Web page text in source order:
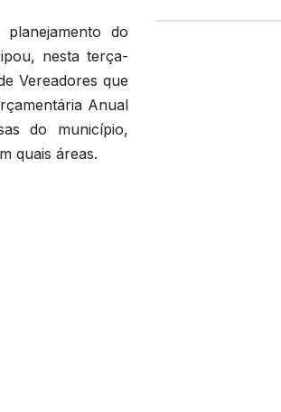
do
nesta terça-
Vereadores que
Anual
do município,
quais áreas.